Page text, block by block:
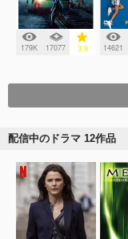
179K 17077 3.9 14621
配信中のドラマ 12作品